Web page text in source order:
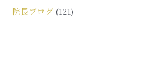
院長ブログ (121)